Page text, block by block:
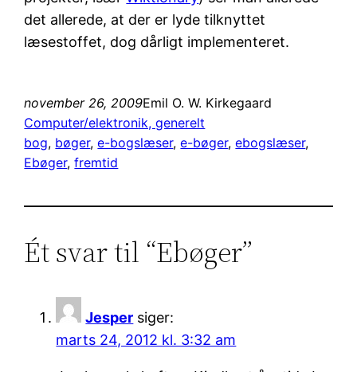
det allerede, at der er lyde tilknyttet
læsestoffet, dog dårligt implementeret.
november 26, 2009Emil O. W. Kirkegaard
Computer/elektronik, generelt
bog, bøger, e-bogslæser, e-bøger, ebogslæser
Ebøger, fremtid
Ét svar til “Ebøger”
Jesper siger:
marts 24, 2012 kl. 3:32 am